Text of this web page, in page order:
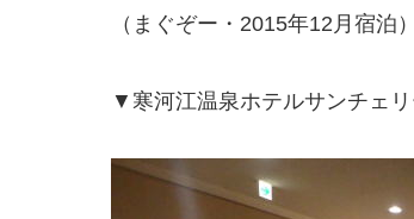
（まぐぞー・2015年12月宿泊）
▼寒河江温泉ホテルサンチェ